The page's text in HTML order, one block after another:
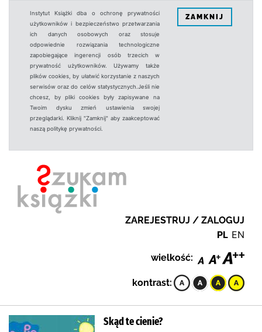
Instytut Książki dba o ochronę prywatności
użytkowników i bezpieczeństwo przetwarzania
ich danych osobowych oraz stosuje
odpowiednie rozwiązania technologiczne
zapobiegające ingerencji osób trzecich w
prywatność użytkowników. Używamy także
plików cookies, by ułatwić korzystanie z naszych
serwisów oraz do celów statystycznych.Jeśli nie
chcesz, by pliki cookies były zapisywane na
Twoim dysku zmień ustawienia swojej
przeglądarki. Kliknij "Zamknij" aby zaakceptować
naszą politykę prywatności.
ZAMKNIJ
ZAREJESTRUJ / ZALOGUJ
PL EN
wielkość:
kontrast:
Skąd te cienie?